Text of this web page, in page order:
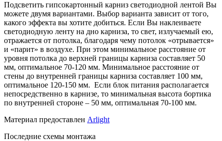
Подсветить гипсокартонный карниз светодиодной лентой Вы
можете двумя вариантами. Выбор варианта зависит от того,
какого эффекта вы хотите добиться. Если Вы наклеиваете
светодиодную ленту на дно карниза, то свет, излучаемый ею,
отражается от потолка, благодаря чему потолок «отрывается»
и «парит» в воздухе. При этом минимальное расстояние от
уровня потолка до верхней границы карниза составляет 50
мм, оптимальное 70-120 мм. Минимальное расстояние от
стены до внутренней границы карниза составляет 100 мм,
оптимальное 120-150 мм. Если блок питания располагается
непосредственно в карнизе, то минимальная высота бортика
по внутренней стороне – 50 мм, оптимальная 70-100 мм.
Материал предоставлен Arlight
Последние схемы монтажа